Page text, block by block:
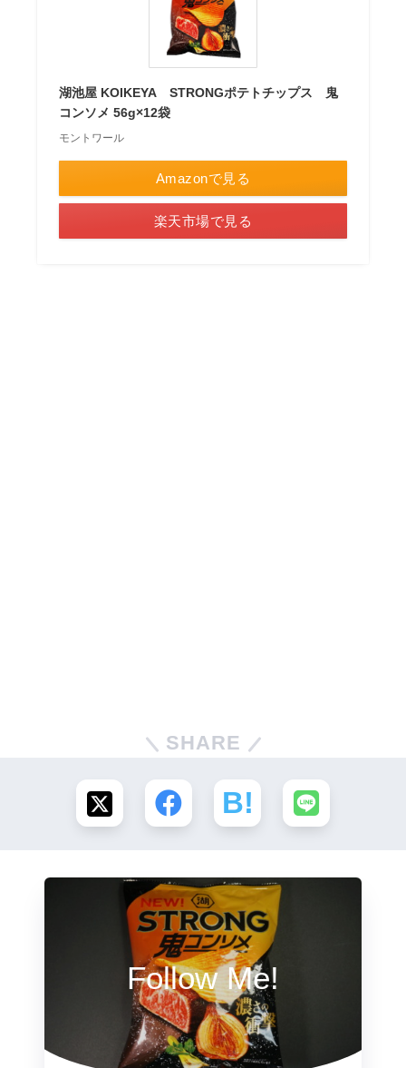
湖池屋 KOIKEYA STRONGポテトチップス 鬼
コンソメ 56g×12袋
モントワール
Amazonで見る
楽天市場で見る
SHARE
Follow Me!